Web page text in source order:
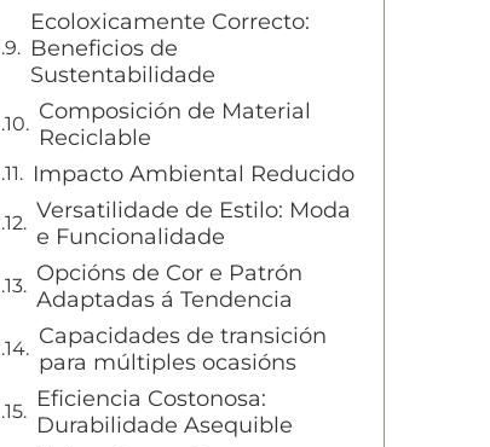
Ecoloxicamente Correcto:
Beneficios de
Sustentabilidade
Composición de Material
Reciclable
Impacto Ambiental Reducido
Versatilidade de Estilo: Moda
e Funcionalidade
Opcións de Cor e Patrón
Adaptadas á Tendencia
Capacidades de transición
para múltiples ocasións
Eficiencia Costonosa:
Durabilidade Asequible